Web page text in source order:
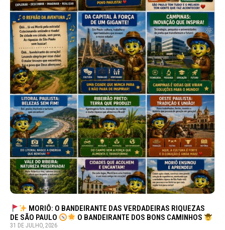
MORIÔ: O BANDEIRANTE DAS VERDADEIRAS RIQUEZAS
DE SÃO PAULO
O BANDEIRANTE DOS BONS CAMINHOS
31 DE JULHO, 2026